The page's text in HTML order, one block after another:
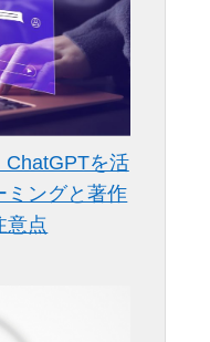
ChatGPTを活
ミングと著作
意点